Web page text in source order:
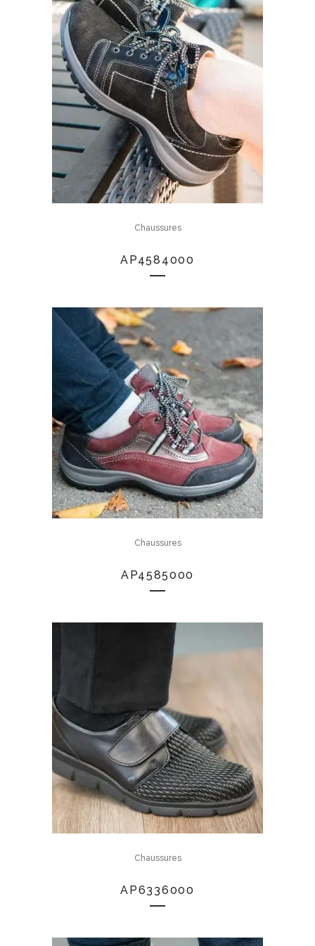
Chaussures
AP4584000
Chaussures
AP4585000
Chaussures
AP6336000